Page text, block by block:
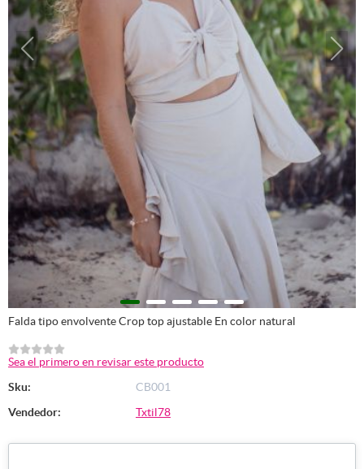
Falda tipo envolvente Crop top ajustable En color natural
Sea el primero en revisar este producto
Sku:
CB001
Vendedor:
Txtil78